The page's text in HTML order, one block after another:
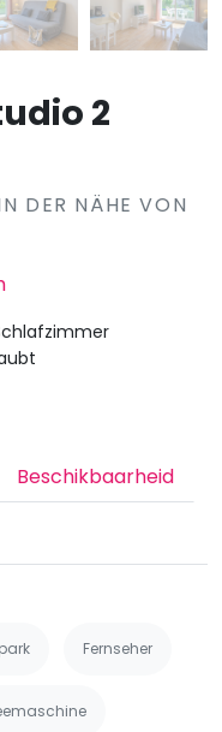
2
DER NÄHE VON
Beschikbaarheid
Fernseher